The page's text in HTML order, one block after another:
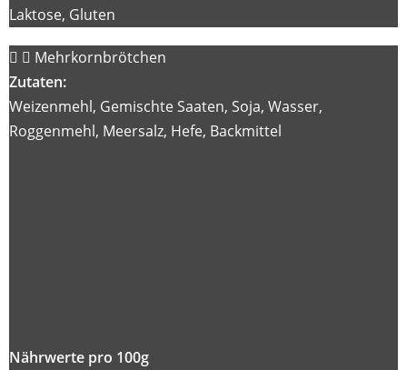
Laktose, Gluten
Mehrkornbrötchen
Zutaten:
Weizenmehl, Gemischte Saaten, Soja, Wasser,
Roggenmehl, Meersalz, Hefe, Backmittel
Nährwerte pro 100g